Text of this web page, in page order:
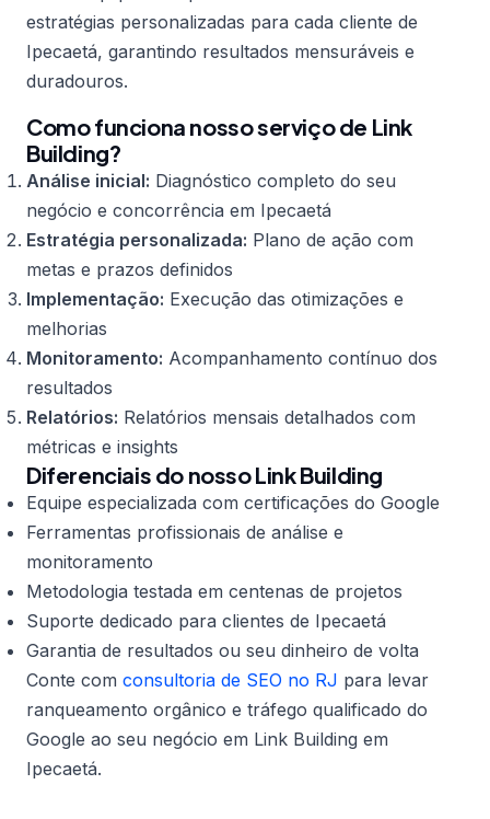
estratégias personalizadas para cada cliente de
Ipecaetá, garantindo resultados mensuráveis e
duradouros.
Como funciona nosso serviço de Link
Building?
Análise inicial: Diagnóstico completo do seu
negócio e concorrência em Ipecaetá
Estratégia personalizada: Plano de ação com
metas e prazos definidos
Implementação: Execução das otimizações e
melhorias
Monitoramento: Acompanhamento contínuo dos
resultados
Relatórios: Relatórios mensais detalhados com
métricas e insights
Diferenciais do nosso Link Building
Equipe especializada com certificações do Google
Ferramentas profissionais de análise e
monitoramento
Metodologia testada em centenas de projetos
Suporte dedicado para clientes de Ipecaetá
Garantia de resultados ou seu dinheiro de volta
Conte com consultoria de SEO no RJ para levar
ranqueamento orgânico e tráfego qualificado do
Google ao seu negócio em Link Building em
Ipecaetá.